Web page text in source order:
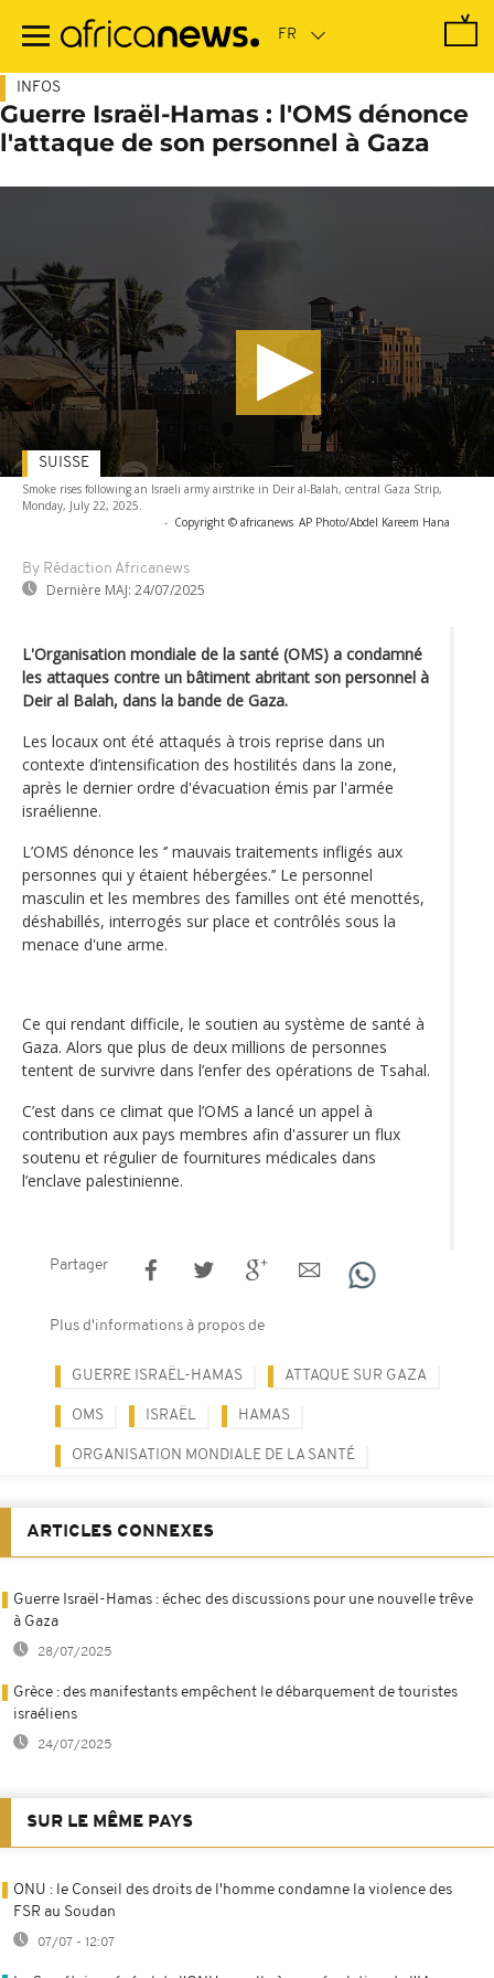
contenu
INFOS
Guerre Israël-Hamas : l'OMS dénonce
l'attaque de son personnel à Gaza
Smoke rises following an Israeli army airstrike in Deir al-Balah, central Gaza Strip,
Monday, July 22, 2025.
- Copyright © africanews AP Photo/Abdel Kareem Hana
By Rédaction Africanews
Dernière MAJ: 24/07/2025
SUISSE
L'Organisation mondiale de la santé (OMS) a condamné
les attaques contre un bâtiment abritant son personnel à
Deir al Balah, dans la bande de Gaza.
Les locaux ont été attaqués à trois reprise dans un
contexte d’intensification des hostilités dans la zone,
après le dernier ordre d'évacuation émis par l'armée
israélienne.
L’OMS dénonce les ‘’ mauvais traitements infligés aux
personnes qui y étaient hébergées.’’ Le personnel
masculin et les membres des familles ont été menottés,
déshabillés, interrogés sur place et contrôlés sous la
menace d'une arme.
Ce qui rendant difficile, le soutien au système de santé à
Gaza. Alors que plus de deux millions de personnes
tentent de survivre dans l’enfer des opérations de Tsahal.
C’est dans ce climat que l’OMS a lancé un appel à
contribution aux pays membres afin d'assurer un flux
soutenu et régulier de fournitures médicales dans
l’enclave palestinienne.
Partager
Plus d'informations à propos de
GUERRE ISRAËL-HAMAS ATTAQUE SUR GAZA
OMS ISRAËL HAMAS
ORGANISATION MONDIALE DE LA SANTÉ
ARTICLES CONNEXES
Guerre Israël-Hamas : échec des discussions pour une nouvelle trêve
à Gaza
28/07/2025
Grèce : des manifestants empêchent le débarquement de touristes
israéliens
24/07/2025
SUR LE MÊME PAYS
ONU : le Conseil des droits de l'homme condamne la violence des
FSR au Soudan
07/07 - 12:07